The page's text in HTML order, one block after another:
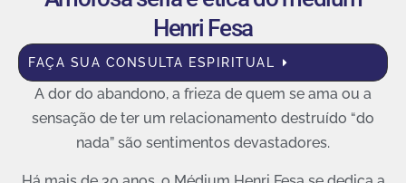
Henri Fesa
FAÇA SUA CONSULTA ESPIRITUAL
A dor do abandono, a frieza de quem se ama ou a
sensação de ter um relacionamento destruído “do
nada” são sentimentos devastadores.